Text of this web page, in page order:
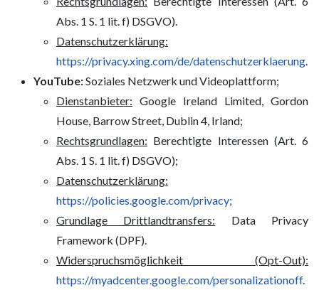
Abs. 1 S. 1 lit. f) DSGVO).
Datenschutzerklärung:
https://privacy.xing.com/de/datenschutzerklaerung.
YouTube:Soziales Netzwerk und Videoplattform;
Dienstanbieter: Google Ireland Limited, Gordon
House, Barrow Street, Dublin 4, Irland;
Rechtsgrundlagen: Berechtigte Interessen (Art. 6
Abs. 1 S. 1 lit. f) DSGVO);
Datenschutzerklärung:
https://policies.google.com/privacy;
Grundlage Drittlandtransfers: Data Privacy
Framework (DPF).
Widerspruchsmöglichkeit (Opt-Out):
https://myadcenter.google.com/personalizationoff.